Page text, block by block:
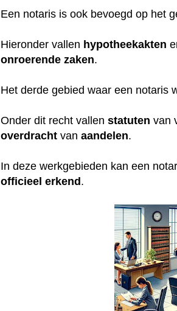
Een notaris is ook bevoegd op het
Hieronder vallen hypotheekakten
onroerende zaken.
Het derde gebied waar een notaris
Onder dit recht vallenstatuten van
overdracht vanaandelen.
In deze werkgebieden kan een
officieel erkend .